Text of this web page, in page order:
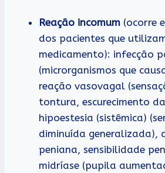
Reação incomum (ocorre
dos pacientes que
medicamento): infecção
(microrganismos que
reação vasovagal
tontura, escurecimento
hipoestesia (sistêmica)
diminuída generalizada),
peniana, sensibilidade
midríase (pupila